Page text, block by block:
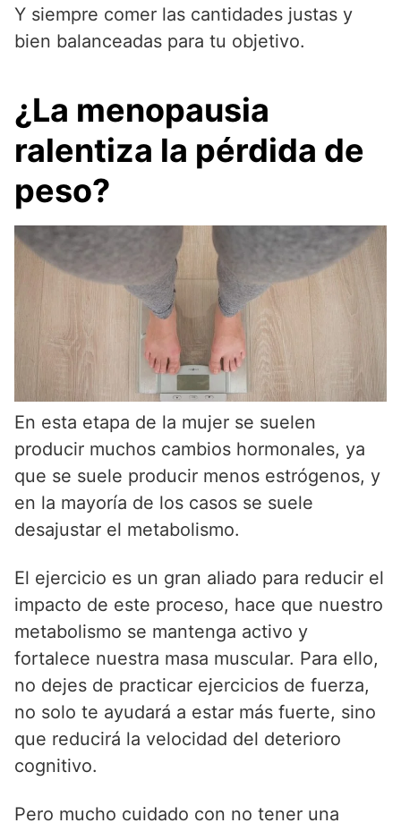
Y siempre comer las cantidades justas y
bien balanceadas para tu objetivo.
¿La menopausia
ralentiza la pérdida de
peso?
En esta etapa de la mujer se suelen
producir muchos cambios hormonales, ya
que se suele producir menos estrógenos, y
en la mayoría de los casos se suele
desajustar el metabolismo.
El ejercicio es un gran aliado para reducir el
impacto de este proceso, hace que nuestro
metabolismo se mantenga activo y
fortalece nuestra masa muscular. Para ello,
no dejes de practicar ejercicios de fuerza,
no solo te ayudará a estar más fuerte, sino
que reducirá la velocidad del deterioro
cognitivo.
Pero mucho cuidado con no tener una